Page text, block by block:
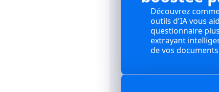
Découvrez
outils d'IA vous
questionnaire
extrayant
de vos